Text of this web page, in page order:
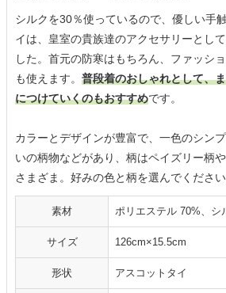
シルクを30％使っているので、優しい手
イは、皇室の貴族達のアクセサリーとし
した。首元の防寒はもちろん、ファッシ
も使えます。 普段着のおしゃれとして、
につけていくのもおすすめです。
カラーとデザインが豊富で、一色のシン
いの柄物などがあり、柄はペイズリー柄
さまざま。好みの色と柄を選んでください
素材 ポリエステル 70%、シ
サイズ 126cm×15.5cm
形状 アスコットタイ